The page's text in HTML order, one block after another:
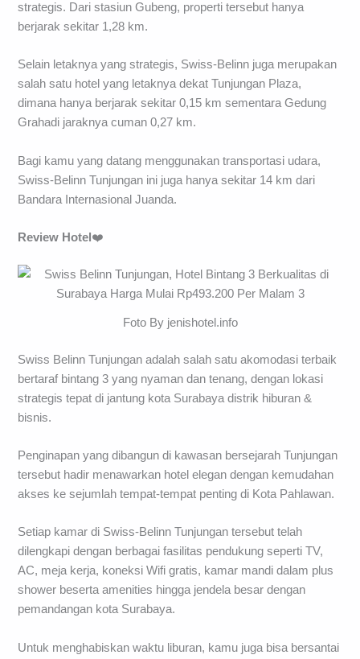
strategis. Dari stasiun Gubeng, properti tersebut hanya
berjarak sekitar 1,28 km.
Selain letaknya yang strategis, Swiss-Belinn juga merupakan
salah satu hotel yang letaknya dekat Tunjungan Plaza,
dimana hanya berjarak sekitar 0,15 km sementara Gedung
Grahadi jaraknya cuman 0,27 km.
Bagi kamu yang datang menggunakan transportasi udara,
Swiss-Belinn Tunjungan ini juga hanya sekitar 14 km dari
Bandara Internasional Juanda.
Review Hotel ❤️
Foto By jenishotel.info
Swiss Belinn Tunjungan adalah salah satu akomodasi terbaik
bertaraf bintang 3 yang nyaman dan tenang, dengan lokasi
strategis tepat di jantung kota Surabaya distrik hiburan &
bisnis.
Penginapan yang dibangun di kawasan bersejarah Tunjungan
tersebut hadir menawarkan hotel elegan dengan kemudahan
akses ke sejumlah tempat-tempat penting di Kota Pahlawan.
Setiap kamar di Swiss-Belinn Tunjungan tersebut telah
dilengkapi dengan berbagai fasilitas pendukung seperti TV,
AC, meja kerja, koneksi Wifi gratis, kamar mandi dalam plus
shower beserta amenities hingga jendela besar dengan
pemandangan kota Surabaya.
Untuk menghabiskan waktu liburan, kamu juga bisa bersantai